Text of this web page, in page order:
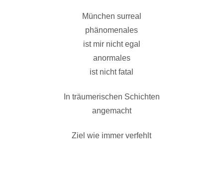
München surreal
phänomenales
ist mir nicht egal
anormales
ist nicht fatal
In träumerischen Schichten
angemacht
Ziel wie immer verfehlt